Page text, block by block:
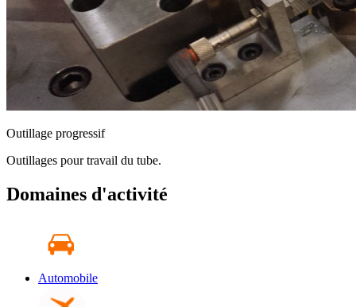
Outillage progressif
Outillages pour travail du tube.
Domaines d'activité
Automobile